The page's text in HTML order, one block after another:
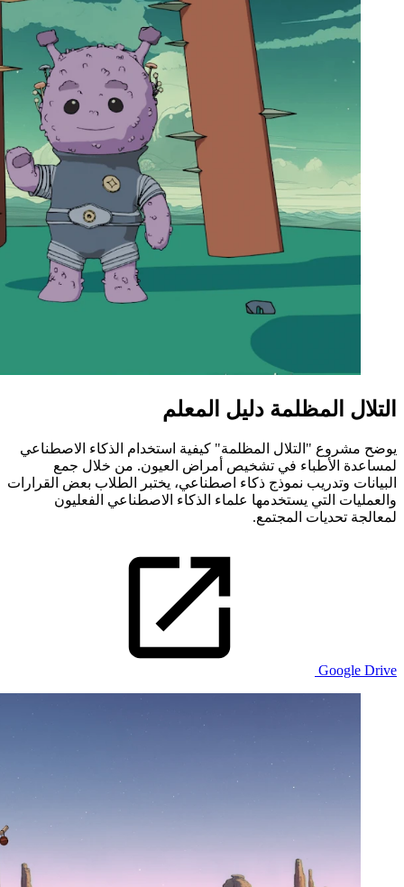
التلال المظلمة دليل المعلم
يوضح مشروع "التلال المظلمة" كيفية استخدام الذكاء الاصطناعي
لمساعدة الأطباء في تشخيص أمراض العيون. من خلال جمع
البيانات وتدريب نموذج ذكاء اصطناعي، يختبر الطلاب بعض القرارات
والعمليات التي يستخدمها علماء الذكاء الاصطناعي الفعليون
لمعالجة تحديات المجتمع.
Google Drive